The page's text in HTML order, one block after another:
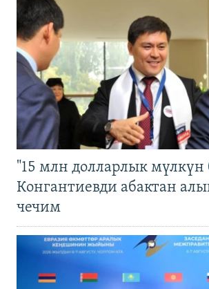
"15 млн долларлык мүлкүн
Конгантиевди абактан
чечим